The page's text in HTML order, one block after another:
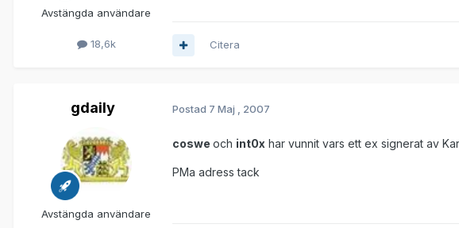
Avstängda användare
18,6k Citera
gdaily
Avstängda användare
Postad 7 Maj , 2007
coswe och int0x har vunnit vars ett ex signerat av
PMa adress tack